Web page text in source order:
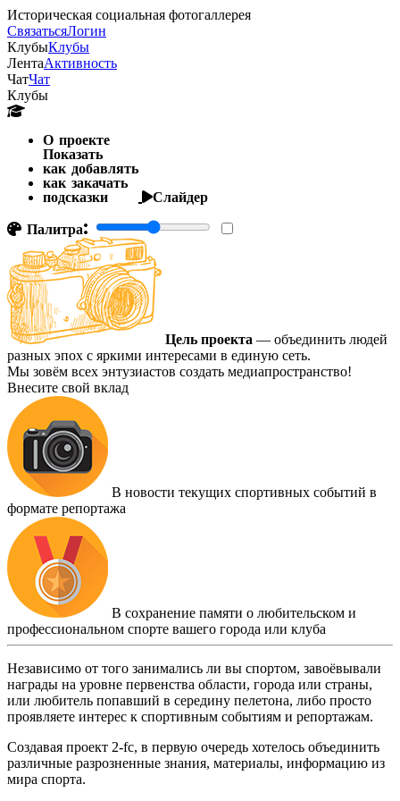
Историческая социальная фотогаллерея
СвязатьсяЛогин
КлубыКлубы
ЛентаАктивность
ЧатЧат
Клубы
О проекте
Показать
как добавлять
как закачать
подсказки
Слайдер
Палитра:
Цель проекта — объединить людей
разных эпох с яркими интересами в единую сеть.
Мы зовём всех энтузиастов создать медиапространство!
Внесите свой вклад
В новости текущих спортивных событий в
формате репортажа
В сохранение памяти о любительском и
профессиональном спорте вашего города или клуба
Независимо от того занимались ли вы спортом, завоёвывали
награды на уровне первенства области, города или страны,
или любитель попавший в середину пелетона, либо просто
проявляете интерес к спортивным событиям и репортажам.
Создавая проект 2-fc, в первую очередь хотелось объединить
различные разрозненные знания, материалы, информацию из
мира спорта.